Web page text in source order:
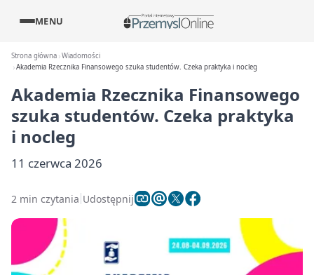
MENU
Strona główna Wiadomości
Akademia Rzecznika Finansowego szuka studentów. Czeka praktyka i nocleg
Akademia Rzecznika Finansowego
szuka studentów. Czeka praktyka
i nocleg
11 czerwca 2026
2 min czytania Udostępnij